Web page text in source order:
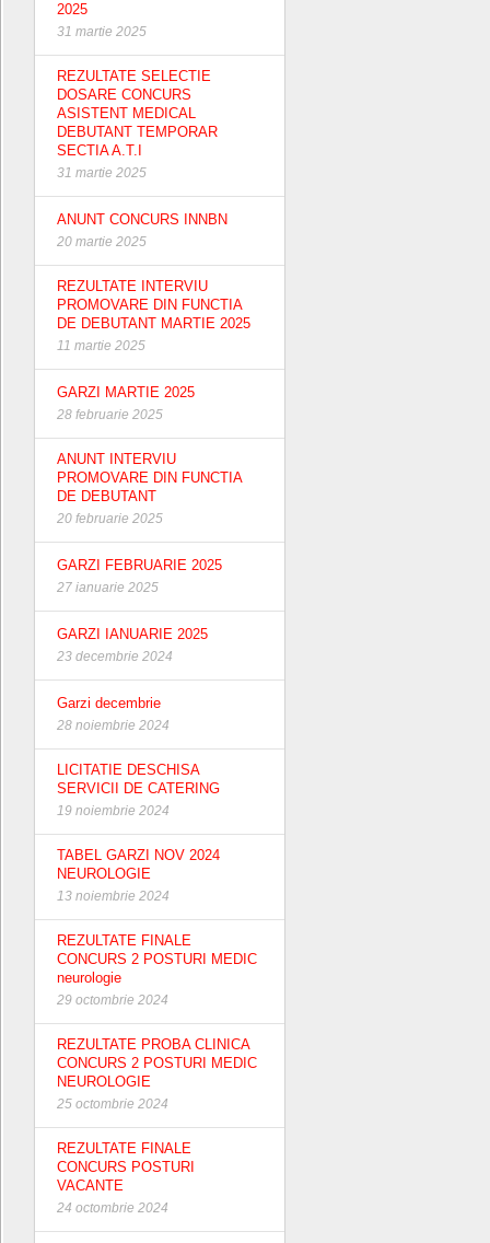
2025
31 martie 2025
REZULTATE SELECTIE
DOSARE CONCURS
ASISTENT MEDICAL
DEBUTANT TEMPORAR
SECTIA A.T.I
31 martie 2025
ANUNT CONCURS INNBN
20 martie 2025
REZULTATE INTERVIU
PROMOVARE DIN FUNCTIA
DE DEBUTANT MARTIE 2025
11 martie 2025
GARZI MARTIE 2025
28 februarie 2025
ANUNT INTERVIU
PROMOVARE DIN FUNCTIA
DE DEBUTANT
20 februarie 2025
GARZI FEBRUARIE 2025
27 ianuarie 2025
GARZI IANUARIE 2025
23 decembrie 2024
Garzi decembrie
28 noiembrie 2024
LICITATIE DESCHISA
SERVICII DE CATERING
19 noiembrie 2024
TABEL GARZI NOV 2024
NEUROLOGIE
13 noiembrie 2024
REZULTATE FINALE
CONCURS 2 POSTURI MEDIC
neurologie
29 octombrie 2024
REZULTATE PROBA CLINICA
CONCURS 2 POSTURI MEDIC
NEUROLOGIE
25 octombrie 2024
REZULTATE FINALE
CONCURS POSTURI
VACANTE
24 octombrie 2024